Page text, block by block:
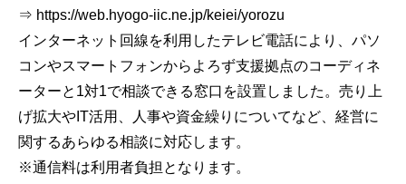
⇒ https://web.hyogo-iic.ne.jp/keiei/yorozu
インターネット回線を利用したテレビ電話により、パソ
コンやスマートフォンからよろず支援拠点のコーディネ
ーターと1対1で相談できる窓口を設置しました。売り上
げ拡大やIT活用、人事や資金繰りについてなど、経営に
関するあらゆる相談に対応します。
※通信料は利用者負担となります。